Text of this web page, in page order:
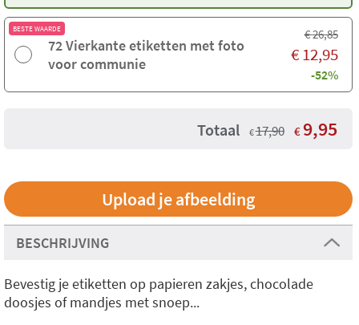
BESTE WAARDE
72 Vierkante etiketten met foto
voor communie
€26,85
€12,95
-52%
Totaal €17,90 € 9,95
Upload je afbeelding
BESCHRIJVING
Bevestig je etiketten op papieren zakjes, chocolade
doosjes of mandjes met snoep...